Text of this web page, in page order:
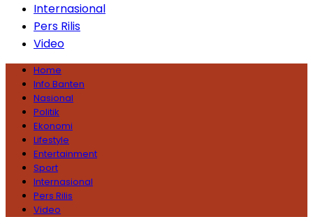
Internasional
Pers Rilis
Video
Home
Info Banten
Nasional
Politik
Ekonomi
Lifestyle
Entertainment
Sport
Internasional
Pers Rilis
Video